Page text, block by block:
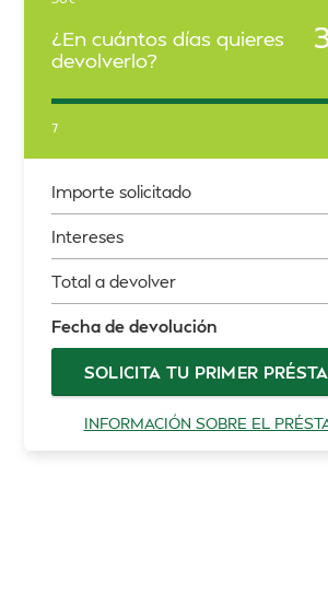
¿En cuántos días quieres
devolverlo?
7
Importe solicitado
Intereses
Total a devolver
Fecha de devolución
SOLICITA TU PRIMER
INFORMACIÓN SOBRE EL